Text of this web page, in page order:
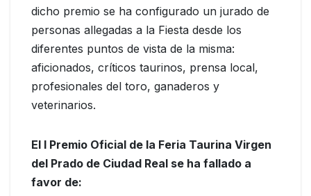
dicho premio se ha configurado un jurado de
personas allegadas a la Fiesta desde los
diferentes puntos de vista de la misma:
aficionados, críticos taurinos, prensa local,
profesionales del toro, ganaderos y
veterinarios.
El I Premio Oficial de la Feria Taurina Virgen
del Prado de Ciudad Real se ha fallado a
favor de: